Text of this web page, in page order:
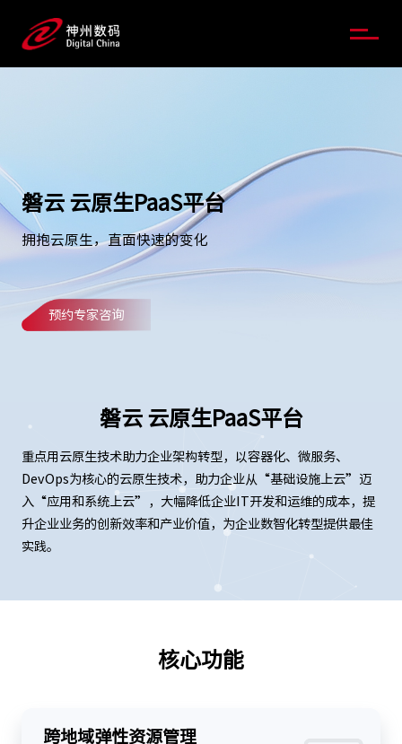
磐云 云原生PaaS平台
拥抱云原生，直面快速的变化
预约专家咨询
磐云 云原生PaaS平台
重点用云原生技术助力企业架构转型，以容器化、微服务、
DevOps为核心的云原生技术，助力企业从“基础设施上云”迈
入“应用和系统上云”，大幅降低企业IT开发和运维的成本，提
升企业业务的创新效率和产业价值，为企业数智化转型提供最佳
实践。
核心功能
跨地域弹性资源管理